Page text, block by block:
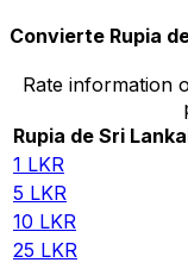
Convierte Rupia
Rate information
Rupia de Sri Lanka
1 LKR
5 LKR
10 LKR
25 LKR